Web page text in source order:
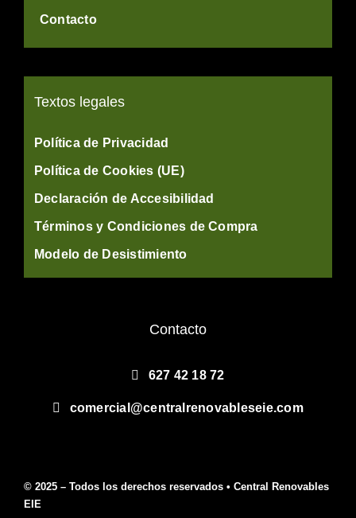
Contacto
Textos legales
Política de Privacidad
Política de Cookies (UE)
Declaración de Accesibilidad
Términos y Condiciones de Compra
Modelo de Desistimiento
Contacto
627 42 18 72
comercial@centralrenovableseie.com
© 2025 – Todos los derechos reservados • Central Renovables
EIE